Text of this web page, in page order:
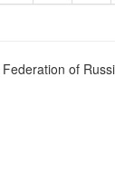
of